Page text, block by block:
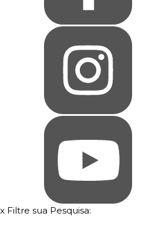
x Filtre sua Pesquisa: